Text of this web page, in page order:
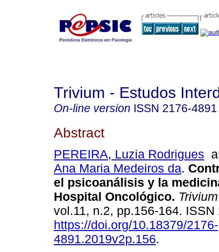
Trivium - Estudos
On-line version ISSN 2176-4891
Abstract
PEREIRA, Luzia Rodrigues
Ana Maria Medeiros da.
el psicoanálisis y la
Hospital Oncológico. Trivium
vol.11, n.2, pp.156-164.
https://doi.org/10.18379/2176-
4891.2019v2p.156.